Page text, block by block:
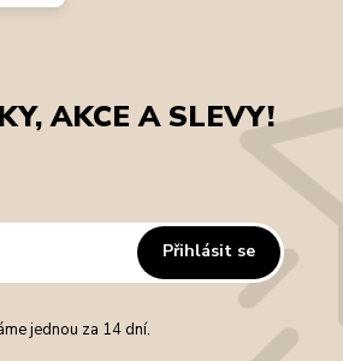
AKCE A SLEVY!
Přihlásit se
jednou za 14 dní.